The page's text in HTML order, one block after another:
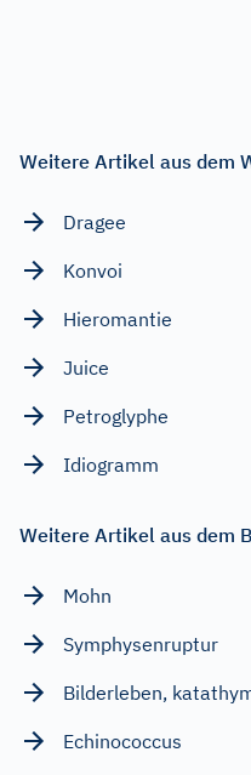
Weitere Artikel aus dem
Dragee
Konvoi
Hieromantie
Juice
Petroglyphe
Idiogramm
Weitere Artikel aus dem
Mohn
Symphysenruptur
Bilderleben,
Echinococcus